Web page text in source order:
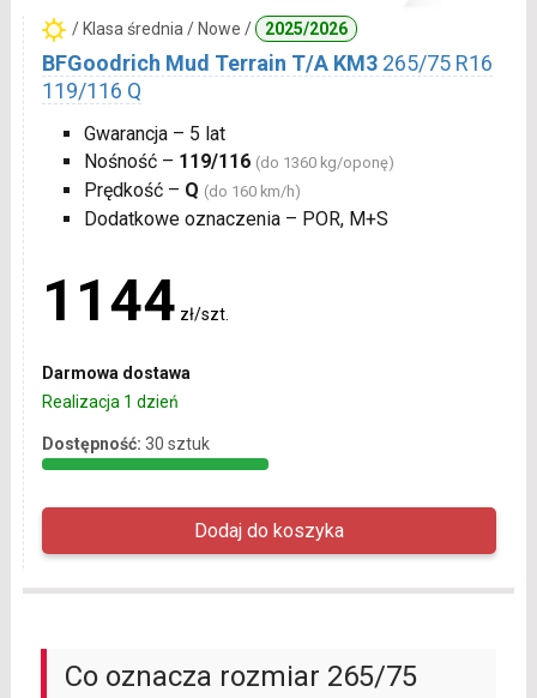
/ Klasa średnia / Nowe / 2025/2026
BFGoodrich Mud Terrain T/A KM3 265/75 R16
119/116 Q
Gwarancja – 5 lat
Nośność – 119/116 (do 1360 kg/oponę)
Prędkość – Q (do 160 km/h)
Dodatkowe oznaczenia – POR, M+S
1144 zł/szt.
Darmowa dostawa
Realizacja 1 dzień
Dostępność: 30 sztuk
Co oznacza rozmiar 265/75